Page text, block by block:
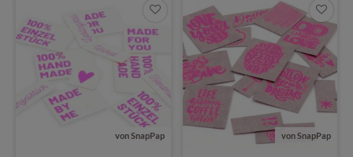
von SnapPap von SnapPap